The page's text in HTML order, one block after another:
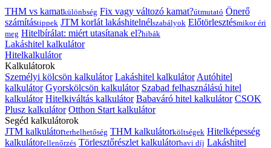
THM vs kamatkülönbség Fix vagy változó kamat?útmutató Önerő
számítástippek JTM korlát lakáshitelnélszabályok Előtörlesztésmikor éri
meg Hitelbírálat: miért utasítanak el?hibák
Lakáshitel kalkulátor
Hitelkalkulátor
Kalkulátorok
Személyi kölcsön kalkulátor Lakáshitel kalkulátor Autóhitel
kalkulátor Gyorskölcsön kalkulátor Szabad felhasználású hitel
kalkulátor Hitelkiváltás kalkulátor Babaváró hitel kalkulátor CSOK
Plusz kalkulátor Otthon Start kalkulátor
Segéd kalkulátorok
JTM kalkulátorterhelhetőség THM kalkulátorköltségek Hitelképesség
kalkulátorellenőrzés Törlesztőrészlet kalkulátorhavi díj Lakáshitel